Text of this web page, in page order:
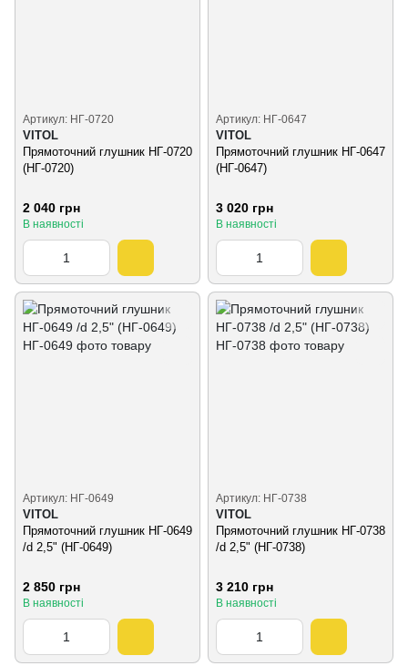
Артикул: НГ-0720
VITOL
Прямоточний глушник НГ-0720
(НГ-0720)
2 040 грн
В наявності
Артикул: НГ-0647
VITOL
Прямоточний глушник НГ-0647
(НГ-0647)
3 020 грн
В наявності
Артикул: НГ-0649
VITOL
Прямоточний глушник НГ-0649
/d 2,5" (НГ-0649)
2 850 грн
В наявності
Артикул: НГ-0738
VITOL
Прямоточний глушник НГ-0738
/d 2,5" (НГ-0738)
3 210 грн
В наявності